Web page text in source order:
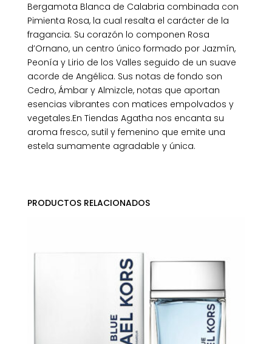
Bergamota Blanca de Calabria combinada con
Pimienta Rosa, la cual resalta el carácter de la
fragancia. Su corazón lo componen Rosa
d’Ornano, un centro único formado por Jazmín,
Peonía y Lirio de los Valles seguido de un suave
acorde de Angélica. Sus notas de fondo son
Cedro, Ámbar y Almizcle, notas que aportan
esencias vibrantes con matices empolvados y
vegetales.En Tiendas Agatha nos encanta su
aroma fresco, sutil y femenino que emite una
estela sumamente agradable y única.
PRODUCTOS RELACIONADOS